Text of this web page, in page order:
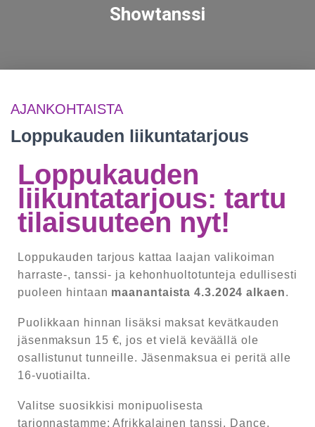
Showtanssi
AJANKOHTAISTA
Loppukauden liikuntatarjous
Loppukauden
liikuntatarjous: tartu
tilaisuuteen nyt!
Loppukauden tarjous kattaa laajan valikoiman
harraste-, tanssi- ja kehonhuoltotunteja edullisesti
puoleen hintaan maanantaista 4.3.2024 alkaen.
Puolikkaan hinnan lisäksi maksat kevätkauden
jäsenmaksun 15 €, jos et vielä keväällä ole
osallistunut tunneille. Jäsenmaksua ei peritä alle
16-vuotiailta.
Valitse suosikkisi monipuolisesta
tarjonnastamme: Afrikkalainen tanssi, Dance,